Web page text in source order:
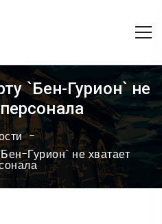
`Бен-Гурион` не
Гурион` не хватает